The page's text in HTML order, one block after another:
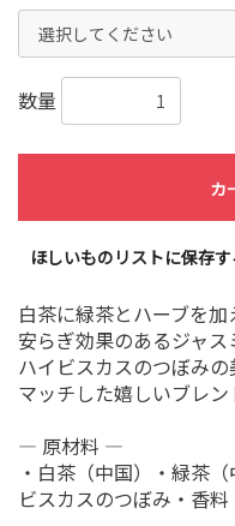
数量
カ
ほしいものリストに保存す
白茶に緑茶とハーブを加
安らぎ効果のあるジャス
ハイビスカスのつぼみ
マッチした嬉しいブレン
― 原材料 ―
・白茶（中国）・緑茶
ビスカスのつぼみ・香料